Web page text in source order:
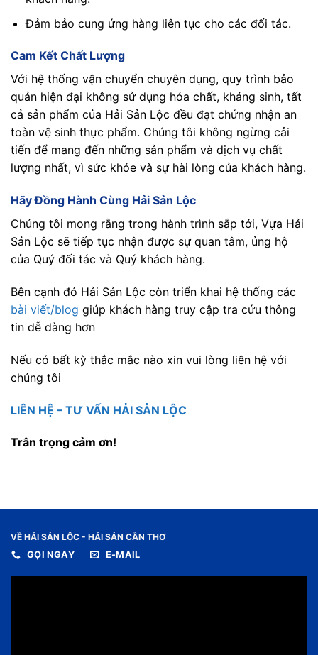
Đảm bảo cung ứng hàng liên tục cho các đối tác.
Cam Kết Chất Lượng
Với hệ thống vận chuyển chuyên dụng, quy trình bảo
quản hiện đại không sử dụng hóa chất, kháng sinh, tất
cả sản phẩm của Hải Sản Lộc đều đạt chứng nhận an
toàn vệ sinh thực phẩm. Chúng tôi không ngừng cải
tiến để mang đến những sản phẩm và dịch vụ chất
lượng nhất, vì sức khỏe và sự hài lòng của khách hàng.
Hãy Đồng Hành Cùng Hải Sản Lộc
Chúng tôi mong rằng trong hành trình sắp tới, Vựa Hải
Sản Lộc sẽ tiếp tục nhận được sự quan tâm, ủng hộ
của Quý đối tác và Quý khách hàng.
Bên cạnh đó Hải Sản Lộc còn triển khai hệ thống các
bài viết/blog giúp khách hàng truy cập tra cứu thông
tin dễ dàng hơn
Nếu có bất kỳ thắc mắc nào xin vui lòng liên hệ với
chúng tôi
LIÊN HỆ – TƯ VẤN HẢI SẢN LỘC
Trân trọng cảm ơn!
VỀ HẢI SẢN LỘC - HẢI SẢN CẦN THƠ
GỌI NGAY
E-MAIL